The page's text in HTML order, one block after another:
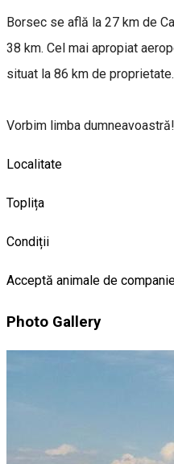
Borsec se află la 27 km de
38 km. Cel mai apropiat
situat la 86 km de proprietate.
Vorbim limba dumneavoastră!
Localitate
Toplița
Condiții
Acceptă animale de
Photo Gallery